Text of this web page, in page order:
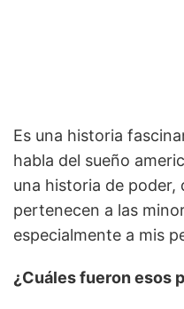
Es una historia
habla del sueño
una historia de poder,
pertenecen a las
especialmente a mis
¿Cuáles fueron esos